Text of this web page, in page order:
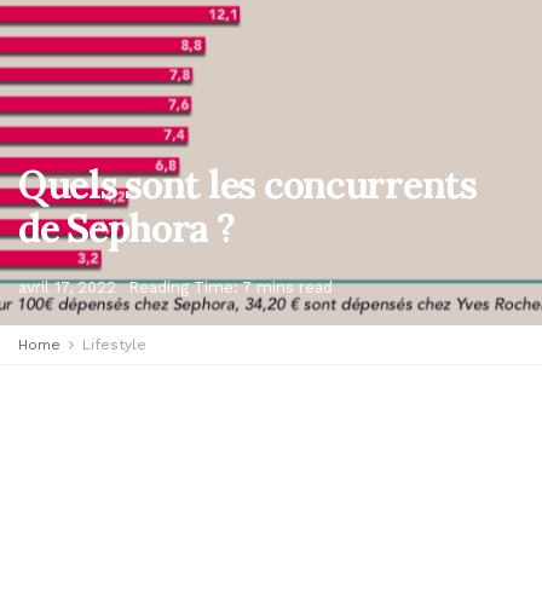
Quels sont les concurrents
de Sephora ?
avril 17, 2022 Reading Time: 7 mins read
Home Lifestyle